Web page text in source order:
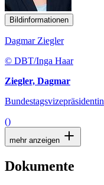
Bildinformationen
Dagmar Ziegler
© DBT/Inga Haar
Ziegler, Dagmar
Bundestagsvizepräsidentin
()
mehr anzeigen
Dokumente